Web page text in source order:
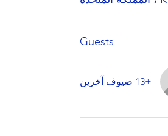
Guests
+13 ضيوف آخرين